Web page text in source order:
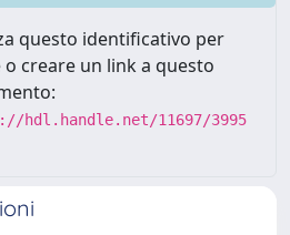
questo identificativo per
o creare un link a questo
hdl.handle.net/11697/3995